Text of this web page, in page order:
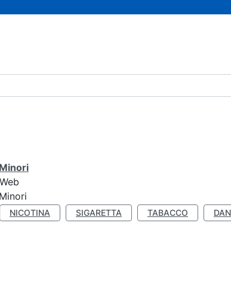
NICOTINA SIGARETTA TABACCO